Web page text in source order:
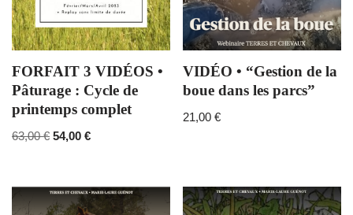
FORFAIT 3 VIDÉOS •
Pâturage : Cycle de
printemps complet
63,00€ 54,00 €
VIDÉO • “Gestion de la
boue dans les parcs”
21,00€